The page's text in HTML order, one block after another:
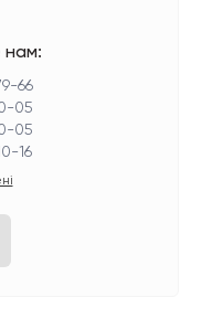
нам:
66
05
05
16